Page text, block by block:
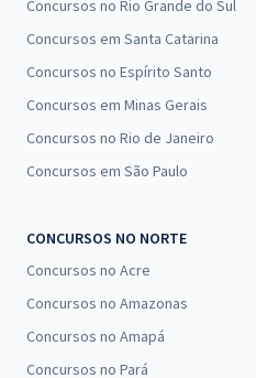
Concursos no Rio Grande do Sul
Concursos em Santa Catarina
Concursos no Espírito Santo
Concursos em Minas Gerais
Concursos no Rio de Janeiro
Concursos em São Paulo
CONCURSOS NO NORTE
Concursos no Acre
Concursos no Amazonas
Concursos no Amapá
Concursos no Pará